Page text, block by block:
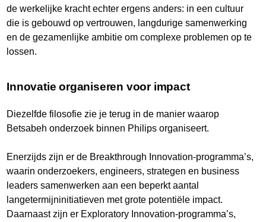
de werkelijke kracht echter ergens anders: in een cultuur
die is gebouwd op vertrouwen, langdurige samenwerking
en de gezamenlijke ambitie om complexe problemen op te
lossen.
Innovatie organiseren voor impact
Diezelfde filosofie zie je terug in de manier waarop
Betsabeh onderzoek binnen Philips organiseert.
Enerzijds zijn er de Breakthrough Innovation-programma’s,
waarin onderzoekers, engineers, strategen en business
leaders samenwerken aan een beperkt aantal
langetermijninitiatieven met grote potentiële impact.
Daarnaast zijn er Exploratory Innovation-programma’s,